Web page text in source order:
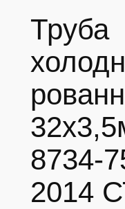
Труба
8734-
2014